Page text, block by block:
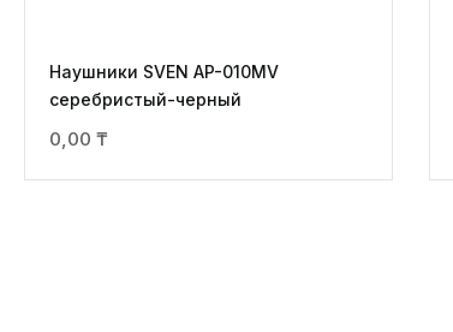
Наушники SVEN AP-010MV
серебристый-черный
0,00 ₸